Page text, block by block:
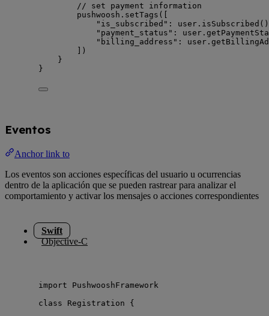
// set payment information
pushwoosh. setTags (
" is_subscribed " : user. isSubscribed ()
" payment_status " : user.
" billing_address " : user.
)
}
}
Eventos
Anchor link to
Los eventos son acciones específicas del usuario u ocurrencias
dentro de la aplicación que se pueden rastrear para analizar el
comportamiento y activar los mensajes o acciones correspondientes
Swift
Objective-C
import PushwooshFramework
class Registration {